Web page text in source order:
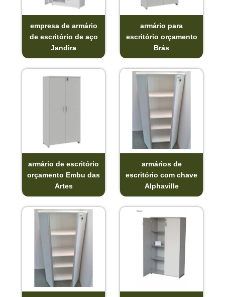
empresa de armário
de escritório de aço
Jandira
armário para
escritório orçamento
Brás
armário de escritório
orçamento Embu das
Artes
armários de
escritório com chave
Alphaville